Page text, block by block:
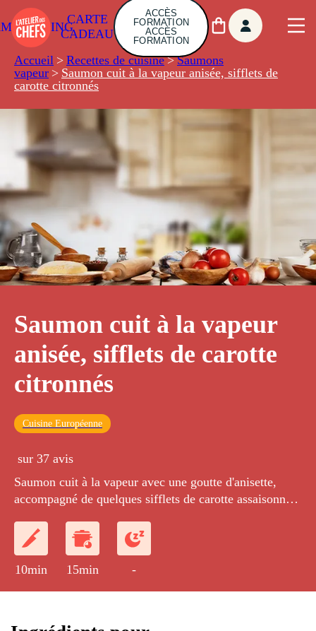
CARTE
CADEAU
ACCÈS
FORMATION
ACCÈS
FORMATION
Accueil > Recettes de cuisine > Saumons
vapeur > Saumon cuit à la vapeur anisée, sifflets de
carotte citronnés
Saumon cuit à la vapeur
anisée, sifflets de carotte
citronnés
Cuisine Européenne
sur 37 avis
Saumon cuit à la vapeur avec une goutte d'anisette,
accompagné de quelques sifflets de carotte assaisonnés
10min 15min -